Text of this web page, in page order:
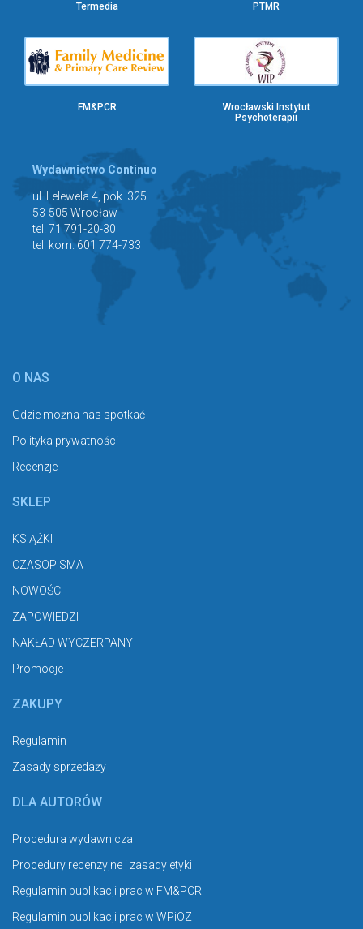
Termedia PTMR
FM&PCR
Wrocławski Instytut
Psychoterapii
Wydawnictwo Continuo
ul. Lelewela 4, pok. 325
53-505 Wrocław
tel. 71 791-20-30
tel. kom. 601 774-733
O NAS
Gdzie można nas spotkać
Polityka prywatności
Recenzje
SKLEP
KSIĄŻKI
CZASOPISMA
NOWOŚCI
ZAPOWIEDZI
NAKŁAD WYCZERPANY
Promocje
ZAKUPY
Regulamin
Zasady sprzedaży
DLA AUTORÓW
Procedura wydawnicza
Procedury recenzyjne i zasady etyki
Regulamin publikacji prac w FM&PCR
Regulamin publikacji prac w WPiOZ